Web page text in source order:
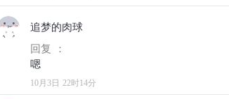
追梦的肉球
回复 ：
10月3日 22时14分